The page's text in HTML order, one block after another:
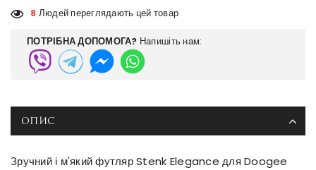
8 Людей переглядають цей товар
ПОТРІБНА ДОПОМОГА? Напишіть нам:
ОПИС
Зручний і м'який футляр Stenk Elegance для Doogee